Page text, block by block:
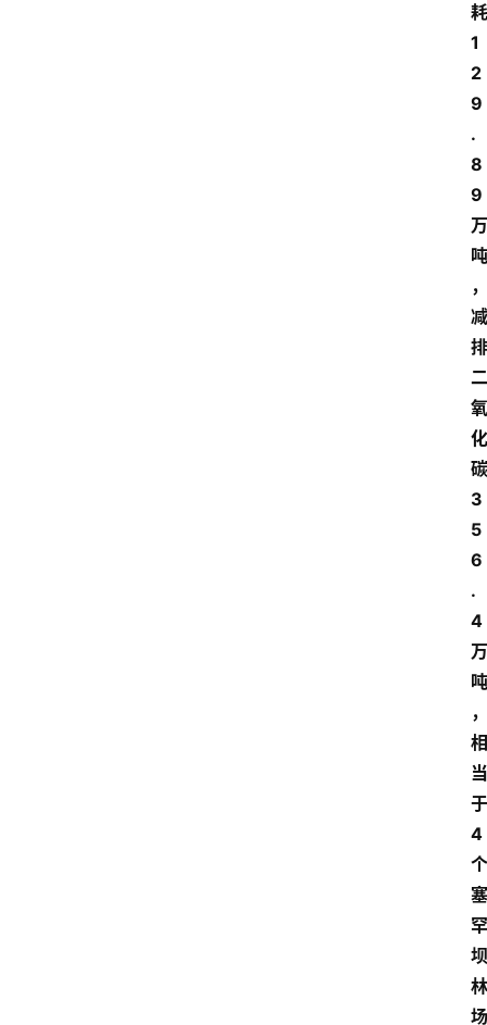
耗
1
2
9
.
8
9
万
吨
，
减
排
二
氧
化
碳
3
5
6
.
4
万
吨
，
相
当
于
4
个
塞
罕
坝
林
场